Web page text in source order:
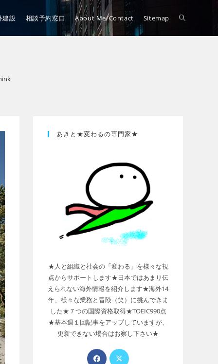
建設 相談予約窓口 About Me/Contact Sitemap
あきと★変わるの専門家★
★人と組織と社会の「変わる」を様々な視
点からサポートします★日本ではあまり伝
えられない海外情報を紹介します★海外14
年、様々な業務と冒険（笑）に挑んできま
した★７つの国際資格取得★TOEIC990点
★基本週１回記事をアップしていますが、
更新できない場合はお察し下さい★